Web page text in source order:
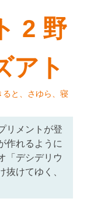
2 野
アト
と、さゆら、寝
リメントが登
作れるように
「デシデリウ
抜けてゆく、